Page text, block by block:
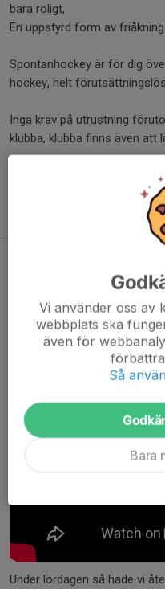
bara roligt,
En uppstyrd form av friåkning.
Spontanhockey är för dig
hockey, helt
Inga krav på utrustning
klubba, klubba finns även att
Medlemskap 50kr/person.
0
Under lördagen så hade vi
Vi använder oss av
webbplats ska
även för
Så
Bara